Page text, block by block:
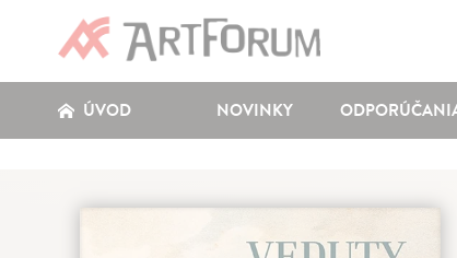
ÚVOD NOVINKY